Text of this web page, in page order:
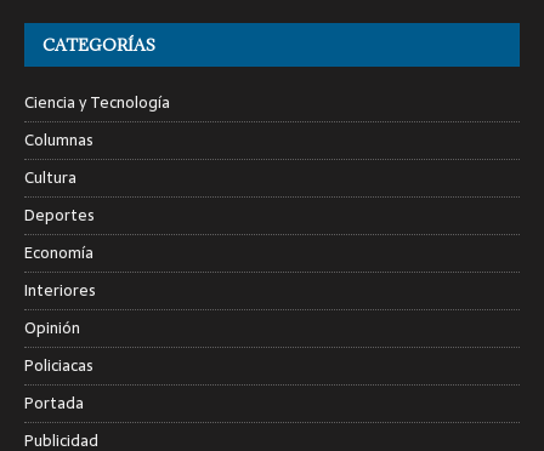
CATEGORÍAS
Ciencia y Tecnología
Columnas
Cultura
Deportes
Economía
Interiores
Opinión
Policiacas
Portada
Publicidad